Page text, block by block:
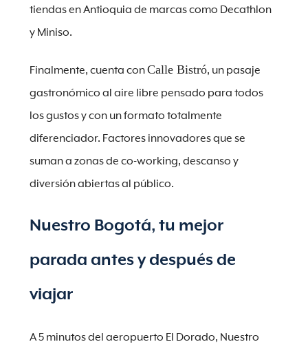
tiendas en Antioquia de marcas como Decathlon
y Miniso.
Finalmente, cuenta conCalle Bistró, un pasaje
gastronómico al aire libre pensado para todos
los gustos y con un formato totalmente
diferenciador. Factores innovadores que se
suman a zonas de co-working, descanso y
diversión abiertas al público.
Nuestro Bogotá, tu mejor
parada antes y después de
viajar
A 5 minutos del aeropuerto El Dorado, Nuestro